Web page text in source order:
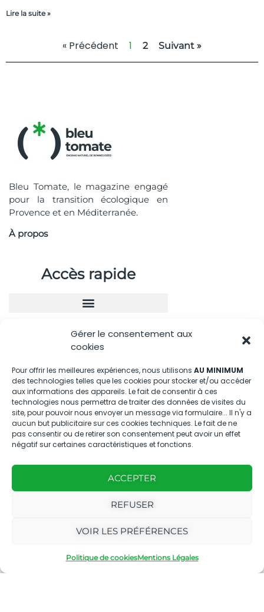
Gérer le consentement aux
cookies
Pour offrir les meilleures expériences, nous utilisons AU MINIMUM
des technologies telles que les cookies pour stocker et/ou accéder
aux informations des appareils. Le fait de consentir à ces
technologies nous permettra de traiter des données de visites du
site, pour pouvoir nous envoyer un message via formulaire... Il n'y a
aucun but publicitaire sur ces cookies techniques. Le fait de ne
pas consentir ou de retirer son consentement peut avoir un effet
négatif sur certaines caractéristiques et fonctions.
ACCEPTER
REFUSER
VOIR LES PRÉFÉRENCES
Politique de cookiesMentions Légales
Lire la suite »
« Précédent 1 2 Suivant »
Bleu Tomate, le magazine engagé
pour la transition écologique en
Provence et en Méditerranée.
À propos
Accès rapide
Nous contacter
04.88.08.75.28
contactBT@bleu-tomate.fr
Kit média
Kit média Bleu Tomate
Nous suivre